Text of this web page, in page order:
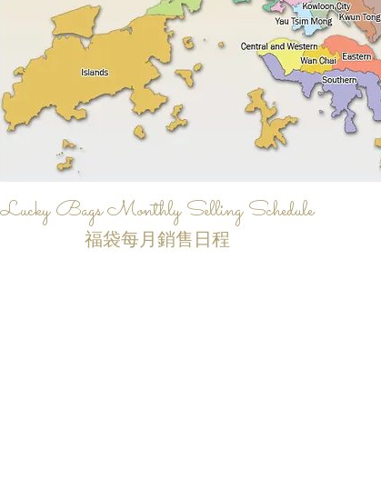
Lucky Bags Monthly Selling Schedule
福袋每月銷售日程